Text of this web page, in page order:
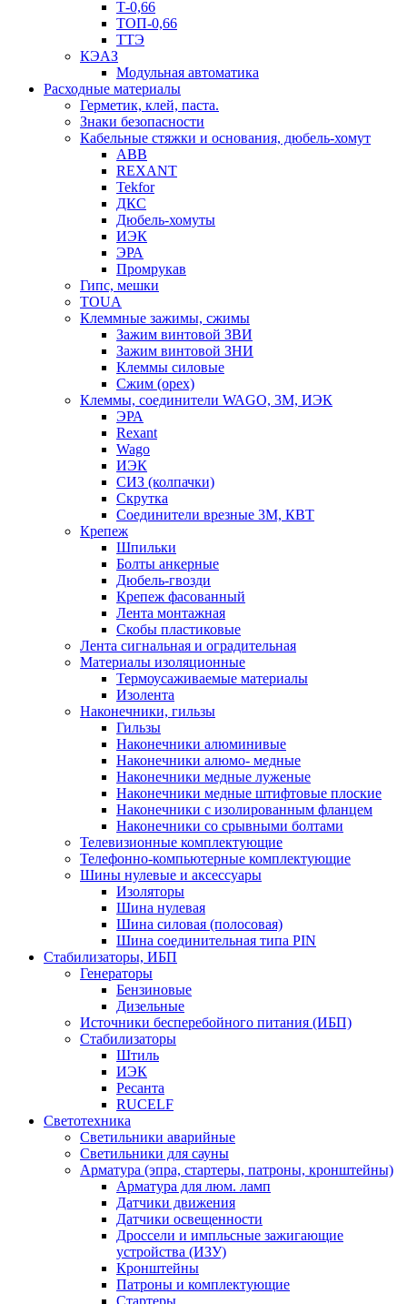
Т-0,66
ТОП-0,66
ТТЭ
КЭАЗ
Модульная автоматика
Расходные материалы
Герметик, клей, паста.
Знаки безопасности
Кабельные стяжки и основания, дюбель-хомут
ABB
REXANT
Tekfor
ДКС
Дюбель-хомуты
ИЭК
ЭРА
Промрукав
Гипс, мешки
TOUA
Клеммные зажимы, сжимы
Зажим винтовой ЗВИ
Зажим винтовой ЗНИ
Клеммы силовые
Сжим (орех)
Клеммы, соединители WAGO, 3M, ИЭК
ЭРА
Rexant
Wago
ИЭК
СИЗ (колпачки)
Скрутка
Соединители врезные 3M, КВТ
Крепеж
Шпильки
Болты анкерные
Дюбель-гвозди
Крепеж фасованный
Лента монтажная
Скобы пластиковые
Лента сигнальная и оградительная
Материалы изоляционные
Термоусаживаемые матeриалы
Изолента
Наконечники, гильзы
Гильзы
Наконечники алюминивые
Наконечники алюмо- медные
Наконечники медные луженые
Наконечники медные штифтовые плоские
Наконечники с изолированным фланцем
Наконечники со срывными болтами
Телевизионные комплектующие
Телефонно-компьютерные комплектующие
Шины нулевые и аксессуары
Изоляторы
Шина нулевая
Шина силовая (полосовая)
Шина соединительная типа PIN
Стабилизаторы, ИБП
Генераторы
Бензиновые
Дизельные
Источники бесперебойного питания (ИБП)
Стабилизаторы
Штиль
ИЭК
Ресанта
RUCELF
Светотехника
Светильники аварийные
Светильники для сауны
Арматура (эпра, стартеры, патроны, кронштейны)
Арматура для люм. ламп
Датчики движения
Датчики освещенности
Дроссели и импльсные зажигающие
устройства (ИЗУ)
Кронштейны
Патроны и комплектующие
Стартеры